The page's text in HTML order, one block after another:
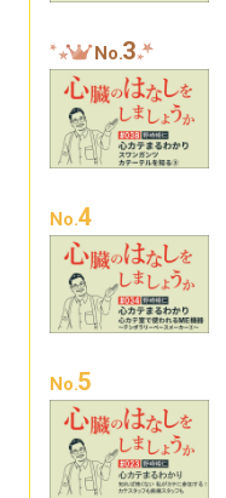
No.3
No.4
No.5